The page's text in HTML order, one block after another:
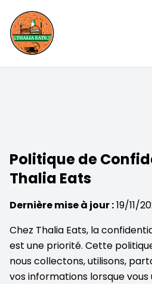
Politique de
Thalia Eats
Dernière mise à jour :19/11/
Chez Thalia Eats, la
est une priorité. Cette
nous collectons, utilisons,
vos informations lorsque